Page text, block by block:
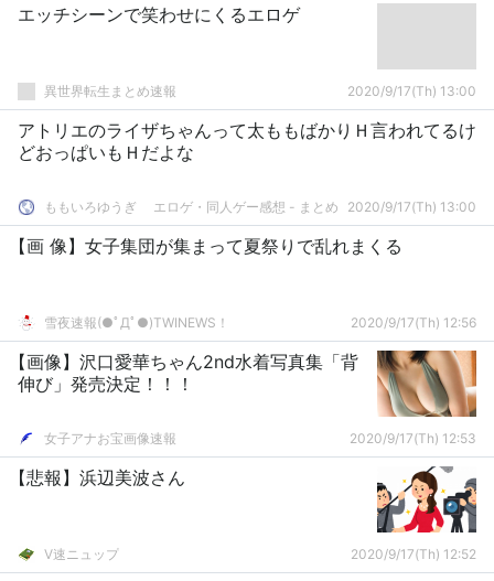
エッチシーンで笑わせにくるエロゲ
異世界転生まとめ速報 2020/9/17(Th) 13:00
アトリエのライザちゃんって太ももばかりＨ言われてるけ
どおっぱいもＨだよな
ももいろゆうぎ エロゲ・同人ゲー感想 - まとめ 2020/9/17(Th) 13:00
【画 像】女子集団が集まって夏祭りで乱れまくる
雪夜速報(●ﾟДﾟ●)TWINEWS！ 2020/9/17(Th) 12:56
【画像】沢口愛華ちゃん2nd水着写真集「背
伸び」発売決定！！！
女子アナお宝画像速報 2020/9/17(Th) 12:53
【悲報】浜辺美波さん
V速ニュップ 2020/9/17(Th) 12:52